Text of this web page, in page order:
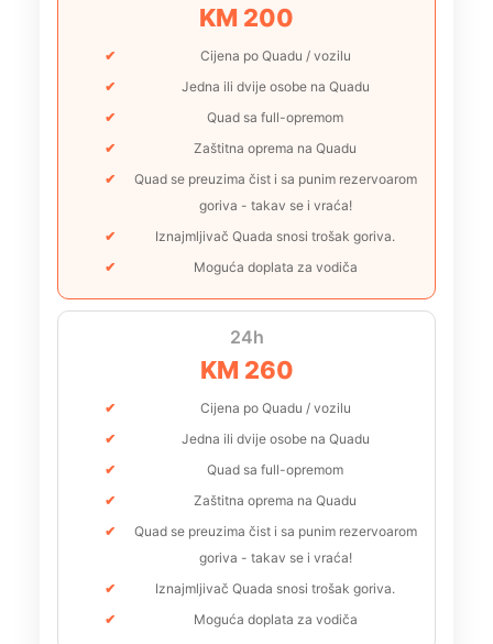
KM 200
Cijena po Quadu / vozilu
Jedna ili dvije osobe na Quadu
Quad sa full-opremom
Zaštitna oprema na Quadu
Quad se preuzima čist i sa punim rezervoarom
goriva - takav se i vraća!
Iznajmljivač Quada snosi trošak goriva.
Moguća doplata za vodiča
24h
KM 260
Cijena po Quadu / vozilu
Jedna ili dvije osobe na Quadu
Quad sa full-opremom
Zaštitna oprema na Quadu
Quad se preuzima čist i sa punim rezervoarom
goriva - takav se i vraća!
Iznajmljivač Quada snosi trošak goriva.
Moguća doplata za vodiča